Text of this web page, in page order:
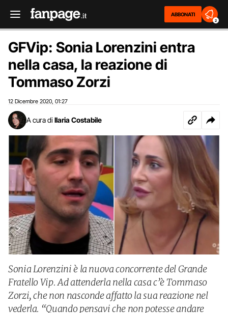
ABBONATI
2
GFVip: Sonia Lorenzini entra
nella casa, la reazione di
Tommaso Zorzi
12 Dicembre 2020 01:27
A cura di Ilaria Costabile
Sonia Lorenzini è la nuova concorrente del Grande
Fratello Vip. Ad attenderla nella casa c’è Tommaso
Zorzi, che non nasconde affatto la sua reazione nel
vederla. “Quando pensavi che non potesse andare